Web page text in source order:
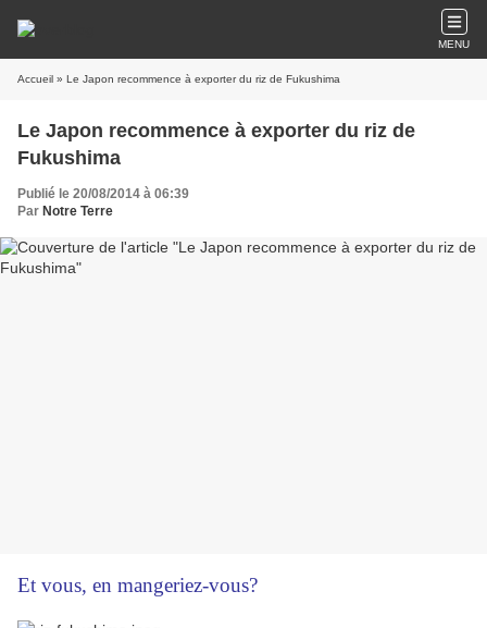
MENU
Accueil » Le Japon recommence à exporter du riz de Fukushima
Le Japon recommence à exporter du riz de
Fukushima
Publié le 20/08/2014 à 06:39
Par Notre Terre
Et vous, en mangeriez-vous?